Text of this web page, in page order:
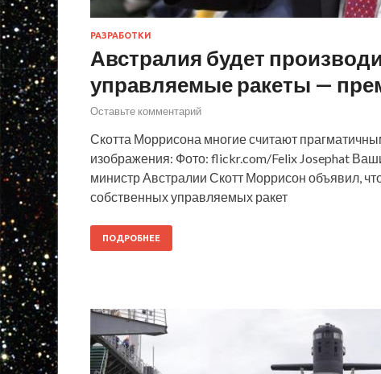
РАЗРАБОТКИ
Австралия будет
управляемые ракеты —
Оставьте комментарий
Скотта Моррисона многие считают
изображения: Фото: flickr.com/Felix Josephat
министр Австралии Скотт Моррисон объявил,
собственных управляемых ракет
ПОДРОБНЕЕ